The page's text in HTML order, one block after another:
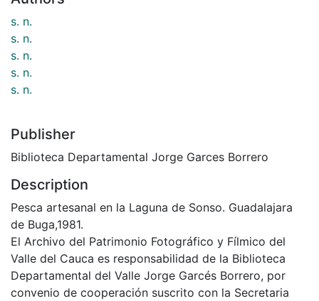
s. n.
s. n.
s. n.
s. n.
s. n.
Publisher
Biblioteca Departamental Jorge Garces Borrero
Description
Pesca artesanal en la Laguna de Sonso. Guadalajara
de Buga,1981.
El Archivo del Patrimonio Fotográfico y Fílmico del
Valle del Cauca es responsabilidad de la Biblioteca
Departamental del Valle Jorge Garcés Borrero, por
convenio de cooperación suscrito con la Secretaria